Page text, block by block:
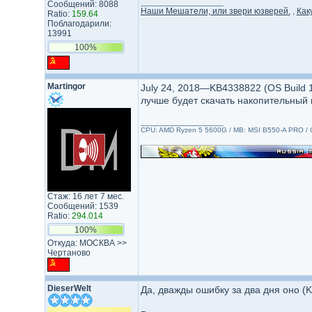
Сообщений: 8088
Ratio: 159.64
Поблагодарили:
13991
100%
Наши Мешатели, или звери юзверей.,
Martingor
Стаж: 16 лет 7 мес.
Сообщений: 1539
Ratio: 294.014
100%
Откуда: МОСКВА >>
Чертаново
July 24, 2018—KB4338822 (OS Build
лучше будет скачать
CPU: AMD Ryzen 5 5600G / MB: MSI B550-A PRO
DieserWelt Да, дважды ошибку за два дня оно